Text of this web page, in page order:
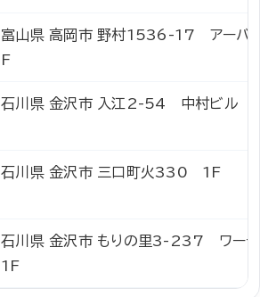
富山県 高岡市 野村1536-17 アーバ
F
石川県 金沢市 入江2-54 中村ビル
石川県 金沢市 三口町火330 1F
石川県 金沢市 もりの里3-237 ワー
1F